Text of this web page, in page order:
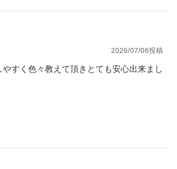
2026/07/06投稿
すく色々教えて頂きとても安心出来まし